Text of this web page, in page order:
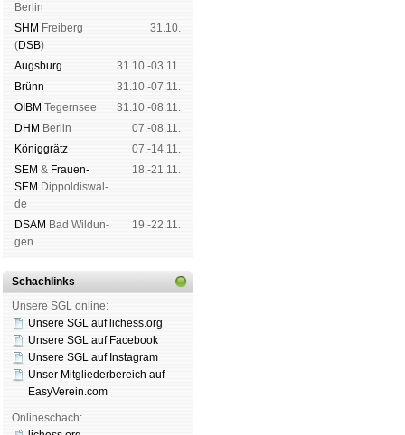
Ber­lin
SHM Frei­berg
(DSB)
31.10.
Augs­burg
31.10.-03.11.
Brünn
31.10.-07.11.
OIBM Tegern­see
31.10.-08.11.
DHM Ber­lin
07.-08.11.
König­grätz
07.-14.11.
SEM & Frauen-
SEM Dip­pol­dis­wal­
de
18.-21.11.
DSAM Bad Wil­dun­
gen
19.-22.11.
Schachlinks
Unsere SGL online:
Unsere SGL auf li­chess.org
Unsere SGL auf Face­book
Unsere SGL auf Insta­gram
Unser Mitgliederbereich auf
EasyVerein.com
Onlineschach: